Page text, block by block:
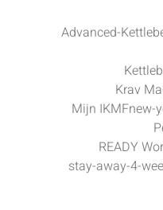
Advanced-
Krav
Mijn IKMFnew-
READY
stay-away-4-